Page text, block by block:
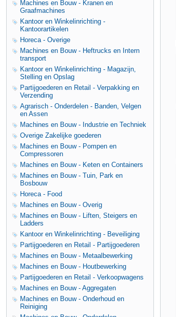
Machines en Bouw - Kranen en
Graafmachines
Kantoor en Winkelinrichting -
Kantoorartikelen
Horeca - Overige
Machines en Bouw - Heftrucks en Intern
transport
Kantoor en Winkelinrichting - Magazijn,
Stelling en Opslag
Partijgoederen en Retail - Verpakking en
Verzending
Agrarisch - Onderdelen - Banden, Velgen
en Assen
Machines en Bouw - Industrie en Techniek
Overige Zakelijke goederen
Machines en Bouw - Pompen en
Compressoren
Machines en Bouw - Keten en Containers
Machines en Bouw - Tuin, Park en
Bosbouw
Horeca - Food
Machines en Bouw - Overig
Machines en Bouw - Liften, Steigers en
Ladders
Kantoor en Winkelinrichting - Beveiliging
Partijgoederen en Retail - Partijgoederen
Machines en Bouw - Metaalbewerking
Machines en Bouw - Houtbewerking
Partijgoederen en Retail - Verkoopwagens
Machines en Bouw - Aggregaten
Machines en Bouw - Onderhoud en
Reiniging